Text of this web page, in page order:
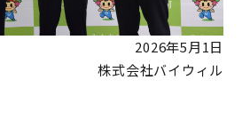
2026年5月1日
株式会社バイウィル